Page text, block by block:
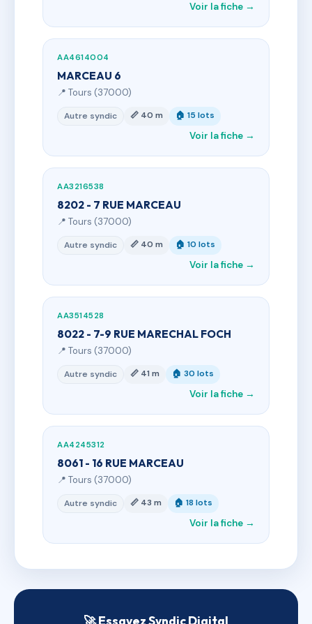
Voir la fiche →
AA4614004
MARCEAU 6
📍 Tours (37000)
Autre syndic 📏 40 m 🏠 15 lots
Voir la fiche →
AA3216538
8202 - 7 RUE MARCEAU
📍 Tours (37000)
Autre syndic 📏 40 m 🏠 10 lots
Voir la fiche →
AA3514528
8022 - 7-9 RUE MARECHAL FOCH
📍 Tours (37000)
Autre syndic 📏 41 m 🏠 30 lots
Voir la fiche →
AA4245312
8061 - 16 RUE MARCEAU
📍 Tours (37000)
Autre syndic 📏 43 m 🏠 18 lots
Voir la fiche →